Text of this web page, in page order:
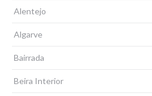
Alentejo
Algarve
Bairrada
Beira Interior